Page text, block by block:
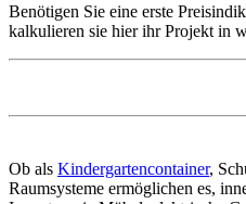
Benötigen Sie eine erste
kalkulieren sie hier ihr Projekt in
Ob als Kindergartencontainer,
Raumsysteme ermöglichen es,